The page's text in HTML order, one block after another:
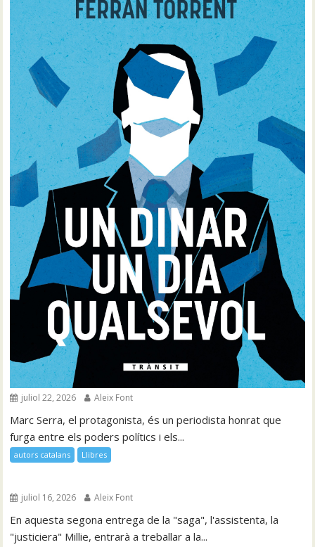
juliol 22, 2026 Aleix Font
Marc Serra, el protagonista, és un periodista honrat que
furga entre els poders polítics i els...
autors catalans Llibres
juliol 16, 2026 Aleix Font
En aquesta segona entrega de la "saga", l'assistenta, la
"justiciera" Millie, entrarà a treballar a la...